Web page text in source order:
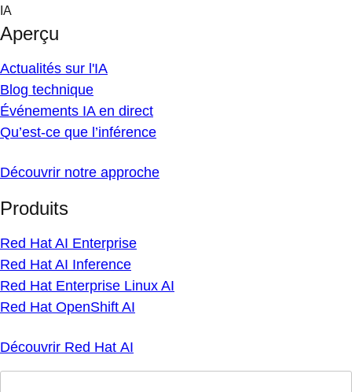
Skip
content
IA
Aperçu
Actualités sur l'IA
Blog technique
Événements IA en direct
Qu’est-ce que l’inférence
Découvrir notre approche
Produits
Red Hat AI Enterprise
Red Hat AI Inference
Red Hat Enterprise Linux AI
Red Hat OpenShift AI
Découvrir Red Hat AI